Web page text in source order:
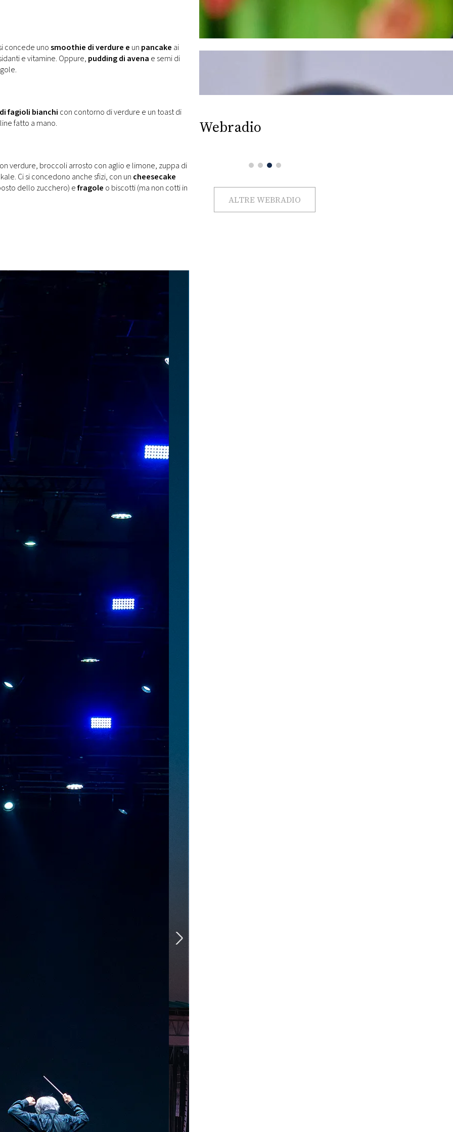
concede unosmoothie di verdure e un pancake ai
e vitamine. Oppure, pudding di avena e semi di
fagioli bianchi con contorno di verdure e un toast di
fatto a mano.
verdure, broccoli arrosto con aglio e limone, zuppa di
Ci si concedono anche sfizi, con un cheesecake
dello zucchero) efragole o biscotti (ma non cotti in
Webradio
ALTRE WEBRADIO